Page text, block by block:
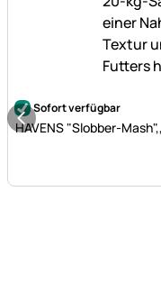
Noch keine
Sofort verfügbar
HAVENS "Slobber-